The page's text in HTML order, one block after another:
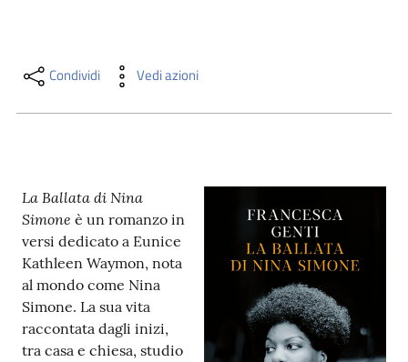
Risorse
Casa
Piani
Archivio
storico
Condividi Vedi azioni
La Ballata di Nina
Simone è un romanzo in
versi dedicato a Eunice
Kathleen Waymon, nota
al mondo come Nina
Simone. La sua vita
raccontata dagli inizi,
tra casa e chiesa, studio